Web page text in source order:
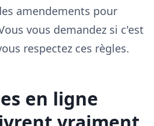
amendements pour
vous demandez si c'est
respectez ces règles.
en ligne